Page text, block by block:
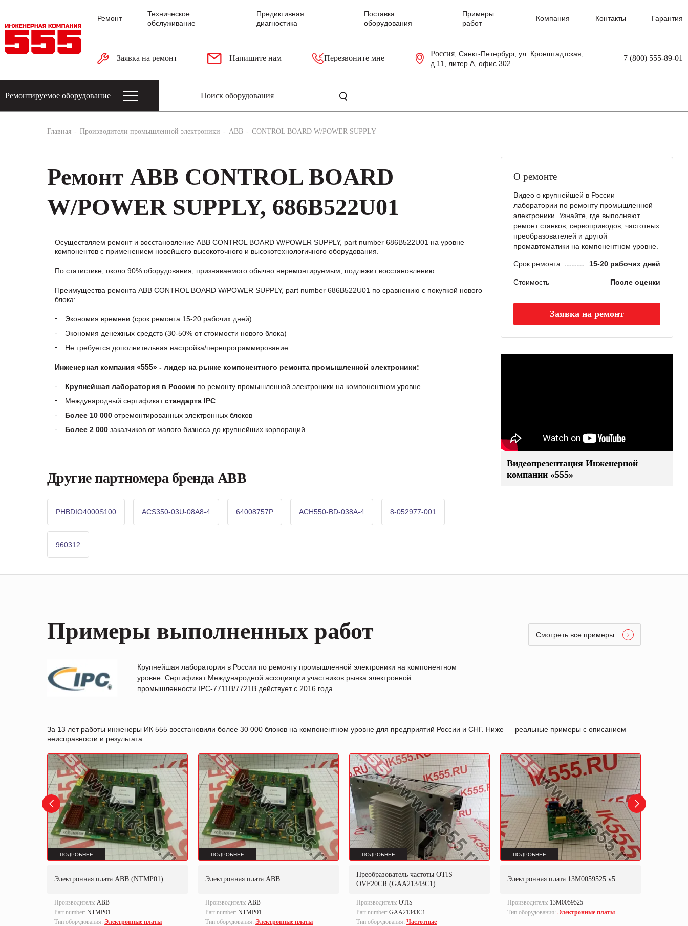
Ремонт
Техническое
обслуживание
Предиктивная
диагностика
Поставка
оборудования
Примеры
работ
Компания Контакты Гарантия
Заявка на ремонт Напишите нам Перезвоните мне
Россия, Санкт-Петербург, ул. Кронштадтская,
д.11, литер А, офис 302
+7 (800) 555-89-01
Ремонтируемое оборудование
Главная Производители промышленной электроники ABB CONTROL BOARD W/POWER SUPPLY
Ремонт ABB CONTROL BOARD
W/POWER SUPPLY, 686B522U01
Осуществляем ремонт и восстановление ABB CONTROL BOARD W/POWER SUPPLY, part number 686B522U01 на уровне
компонентов с применением новейшего высокоточного и высокотехнологичного оборудования.
По статистике, около 90% оборудования, признаваемого обычно неремонтируемым, подлежит восстановлению.
Преимущества ремонта ABB CONTROL BOARD W/POWER SUPPLY, part number 686B522U01 по сравнению с покупкой нового
блока:
Экономия времени (срок ремонта 15-20 рабочих дней)
Экономия денежных средств (30-50% от стоимости нового блока)
Не требуется дополнительная настройка/перепрограммирование
Инженерная компания «555» - лидер на рынке компонентного ремонта промышленной электроники:
Крупнейшая лаборатория в России по ремонту промышленной электроники на компонентном уровне
Международный сертификатстандарта IPC
Более 10 000 отремонтированных электронных блоков
Более 2 000 заказчиков от малого бизнеса до крупнейших корпораций
Другие партномера бренда ABB
PHBDIO4000S100 ACS350-03U-08A8-4 64008757P ACH550-BD-038A-4 8-052977-001
960312
О ремонте
Видео о крупнейшей в России
лаборатории по ремонту промышленной
электроники. Узнайте, где выполняют
ремонт станков, сервоприводов, частотных
преобразователей и другой
промавтоматики на компонентном уровне.
Срок ремонта 15-20 рабочих дней
Стоимость После оценки
Заявка на ремонт
Видеопрезентация Инженерной
компании «555»
Примеры выполненных работ
Крупнейшая лаборатория в России по ремонту промышленной электроники на компонентном
уровне. Сертификат Международной ассоциации участников рынка электронной
промышленности IPC-7711B/7721B действует с 2016 года
Смотреть все примеры
За 13 лет работы инженеры ИК 555 восстановили более 30 000 блоков на компонентном уровне для предприятий России и СНГ. Ниже — реальные примеры с описанием
неисправности и результата.
ПОДРОБНЕЕ
Электронная плата ABB (NTMP01)
Производитель: ABB
Part number: NTMP01.
Тип оборудования: Электронные платы
ПОДРОБНЕЕ
Электронная плата ABB
Производитель: ABB
Part number: NTMP01.
Тип оборудования: Электронные платы
ПОДРОБНЕЕ
Преобразователь частоты OTIS
OVF20CR (GAA21343C1)
Производитель: OTIS
Part number: GAA21343C1.
Тип оборудования: Частотные
ПОДРОБНЕЕ
Электронная плата 13M0059525 v5
Производитель: 13M0059525
Тип оборудования: Электронные платы